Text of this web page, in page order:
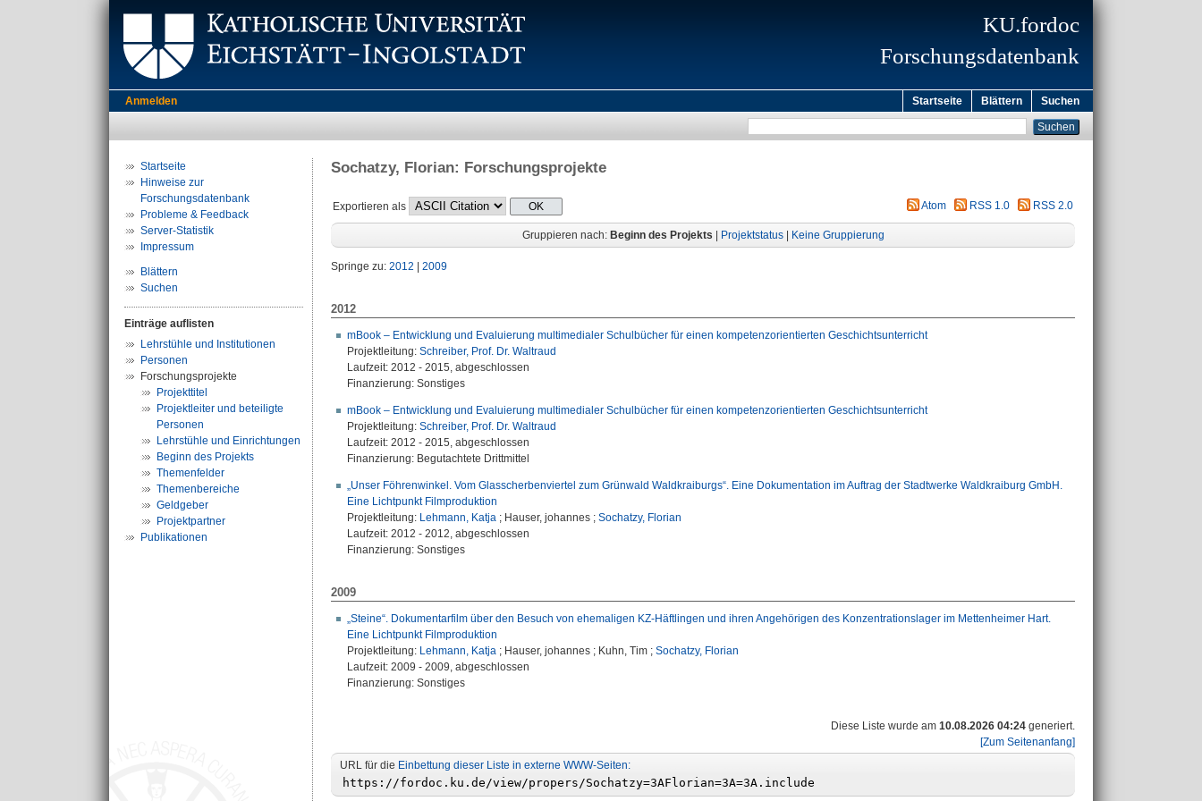
KU.fordoc
Forschungsdatenbank
Anmelden Startseite Blättern Suchen
Startseite
Hinweise zur
Forschungsdatenbank
Probleme & Feedback
Server-Statistik
Impressum
Blättern
Suchen
Einträge auflisten
Lehrstühle und Institutionen
Personen
Forschungsprojekte
Projekttitel
Projektleiter und beteiligte
Personen
Lehrstühle und Einrichtungen
Beginn des Projekts
Themenfelder
Themenbereiche
Geldgeber
Projektpartner
Publikationen
Sochatzy, Florian: Forschungsprojekte
Exportieren als Atom RSS 1.0 RSS 2.0
Gruppieren nach: Beginn des Projekts Projektstatus| Keine Gruppierung
Springe zu: 2012 2009
2012
mBook – Entwicklung und Evaluierung multimedialer Schulbücher für einen kompetenzorientierten Geschichtsunterricht
Projektleitung: Schreiber, Prof. Dr. Waltraud
Laufzeit: 2012 - 2015, abgeschlossen
Finanzierung: Sonstiges
mBook – Entwicklung und Evaluierung multimedialer Schulbücher für einen kompetenzorientierten Geschichtsunterricht
Projektleitung: Schreiber, Prof. Dr. Waltraud
Laufzeit: 2012 - 2015, abgeschlossen
Finanzierung: Begutachtete Drittmittel
„Unser Föhrenwinkel. Vom Glasscherbenviertel zum Grünwald Waldkraiburgs“. Eine Dokumentation im Auftrag der Stadtwerke Waldkraiburg GmbH.
Eine Lichtpunkt Filmproduktion
Projektleitung: Lehmann, Katja ; Hauser, johannes ; Sochatzy, Florian
Laufzeit: 2012 - 2012, abgeschlossen
Finanzierung: Sonstiges
2009
„Steine“. Dokumentarfilm über den Besuch von ehemaligen KZ-Häftlingen und ihren Angehörigen des Konzentrationslager im Mettenheimer Hart.
Eine Lichtpunkt Filmproduktion
Projektleitung: Lehmann, Katja ; Hauser, johannes ; Kuhn, Tim ; Sochatzy, Florian
Laufzeit: 2009 - 2009, abgeschlossen
Finanzierung: Sonstiges
Diese Liste wurde am 10.08.2026 04:24 generiert.
[Zum Seitenanfang]
URL für die Einbettung dieser Liste in externe WWW-Seiten: